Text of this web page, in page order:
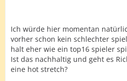
Ich würde hier momentan
vorher schon kein schlechter
halt eher wie ein top16 spieler
Ist das nachhaltig und geht es
eine hot stretch?